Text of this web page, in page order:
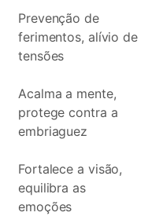
Prevenção de
ferimentos, alívio de
tensões
Acalma a mente,
protege contra a
embriaguez
Fortalece a visão,
equilibra as
emoções